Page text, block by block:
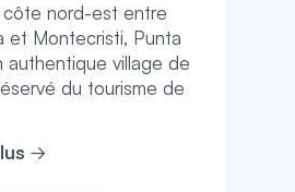
côte nord-est entre
et Montecristi, Punta
authentique village de
du tourisme de